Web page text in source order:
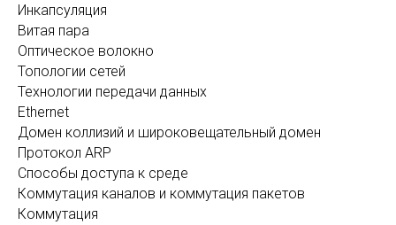
Инкапсуляция
Витая пара
Оптическое волокно
Топологии сетей
Технологии передачи данных
Ethernet
Домен коллизий и широковещательный домен
Протокол ARP
Способы доступа к среде
Коммутация каналов и коммутация пакетов
Коммутация